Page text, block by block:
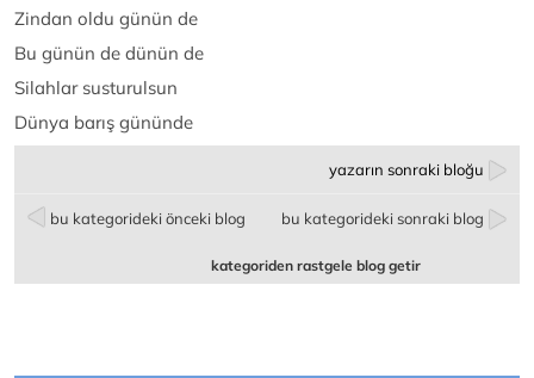
Zindan oldu günün de
Bu günün de dünün de
Silahlar susturulsun
Dünya barış gününde
yazarın sonraki bloğu
bu kategorideki önceki blog bu kategorideki sonraki blog
kategoriden rastgele blog getir